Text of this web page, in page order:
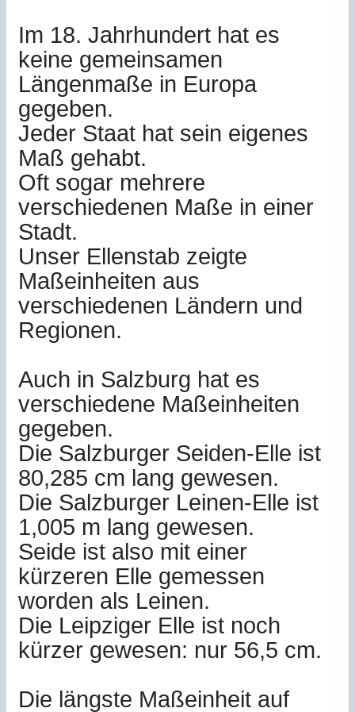
Im 18. Jahrhundert hat es
keine gemeinsamen
Längenmaße in Europa
gegeben.
Jeder Staat hat sein eigenes
Maß gehabt.
Oft sogar mehrere
verschiedenen Maße in einer
Stadt.
Unser Ellenstab zeigte
Maßeinheiten aus
verschiedenen Ländern und
Regionen.
Auch in Salzburg hat es
verschiedene Maßeinheiten
gegeben.
Die Salzburger Seiden-Elle ist
80,285 cm lang gewesen.
Die Salzburger Leinen-Elle ist
1,005 m lang gewesen.
Seide ist also mit einer
kürzeren Elle gemessen
worden als Leinen.
Die Leipziger Elle ist noch
kürzer gewesen: nur 56,5 cm.
Die längste Maßeinheit auf